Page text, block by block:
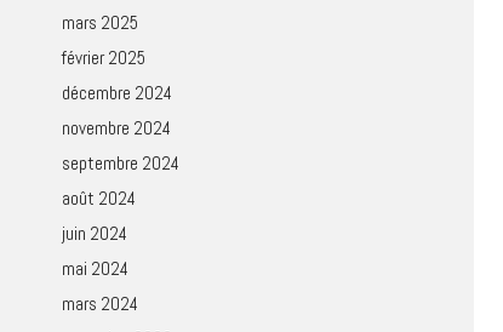
mars 2025
février 2025
décembre 2024
novembre 2024
septembre 2024
août 2024
juin 2024
mai 2024
mars 2024